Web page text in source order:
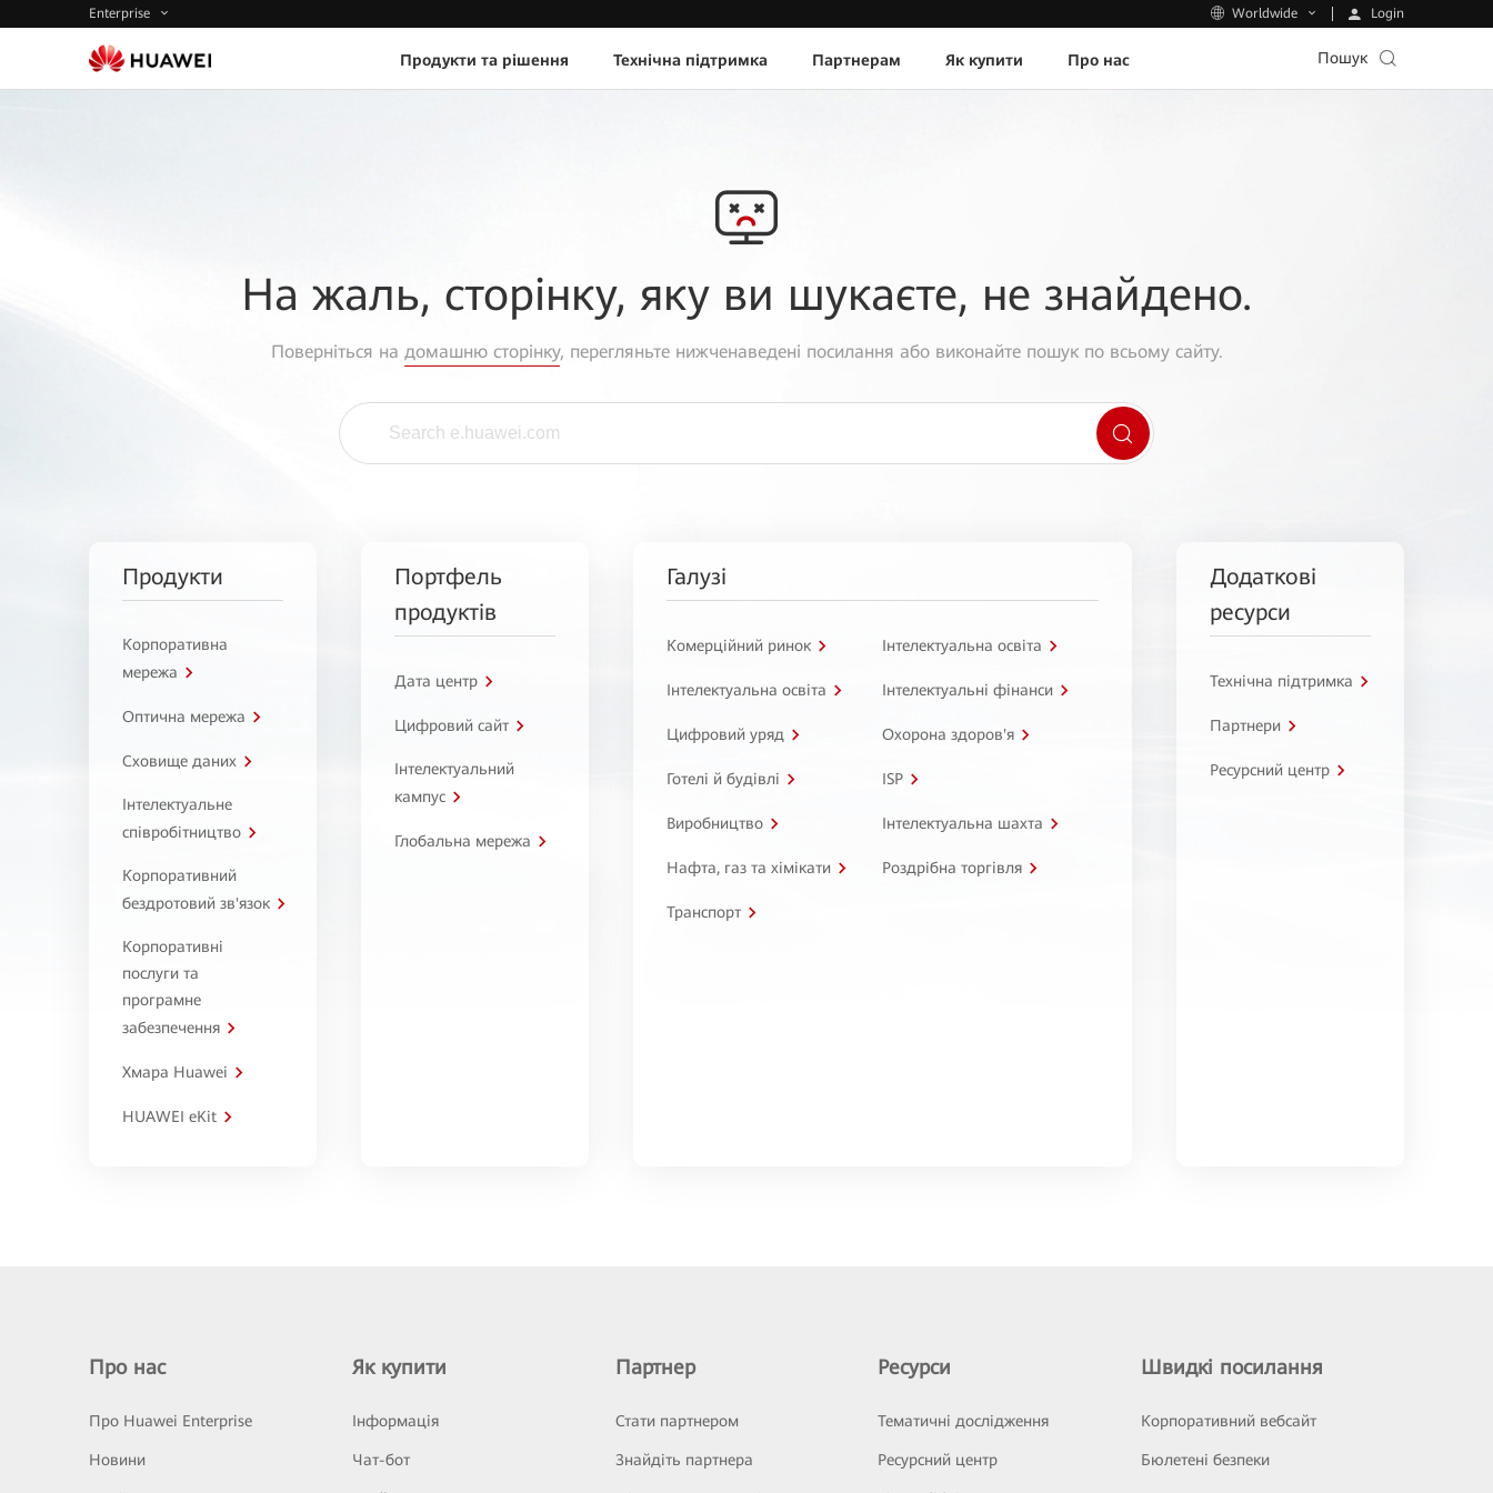
Enterprise Worldwide Login
Продукти та рішення Технічна підтримка Партнерам Як купити Про нас Пошук
На жаль, сторінку, яку ви шукаєте, не знайдено.
Поверніться на домашню сторінку, перегляньте нижченаведені посилання або виконайте пошук по всьому сайту.
Продукти
Корпоративна
мережа
Оптична мережа
Сховище даних
Інтелектуальне
співробітництво
Корпоративний
бездротовий зв'язок
Корпоративні
послуги та
програмне
забезпечення
Хмара Huawei
HUAWEI eKit
Портфель
продуктів
Дата центр
Цифровий сайт
Інтелектуальний
кампус
Глобальна мережа
Галузі
Комерційний ринок Інтелектуальна освіта
Інтелектуальна освіта Інтелектуальні фінанси
Цифровий уряд Охорона здоров'я
Готелі й будівлі ISP
Виробництво Інтелектуальна шахта
Нафта, газ та хімікати Роздрібна торгівля
Транспорт
Додаткові
ресурси
Технічна підтримка
Партнери
Ресурсний центр
Про нас
Про Huawei Enterprise
Новини
Як купити
Інформація
Чат-бот
Партнер
Стати партнером
Знайдіть партнера
Ресурси
Тематичні дослідження
Ресурсний центр
Швидкі посилання
Корпоративний вебсайт
Бюлетені безпеки